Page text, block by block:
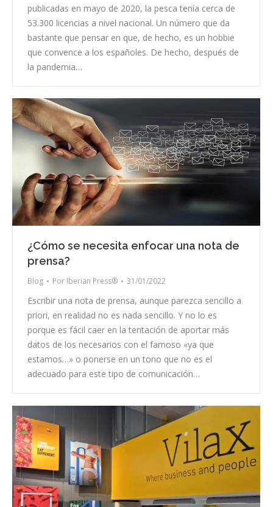
publicadas en mayo de 2020, la pesca tenía cerca de
53.300 licencias a nivel nacional. Un número que da
bastante que pensar en que, de hecho, es un hobbie
que convence a los españoles. De hecho, después de
la pandemia…
¿Cómo se necesita enfocar una nota de
prensa?
Blog Por Iberian Press® 31/01/2022
Escribir una nota de prensa, aunque parezca sencillo a
priori, en realidad no es nada sencillo. Y no lo es
porque es fácil caer en la tentación de aportar más
datos de los necesarios con el famoso «ya que
estamos…» o ponerse en un tono que no es el
adecuado para este tipo de comunicación…